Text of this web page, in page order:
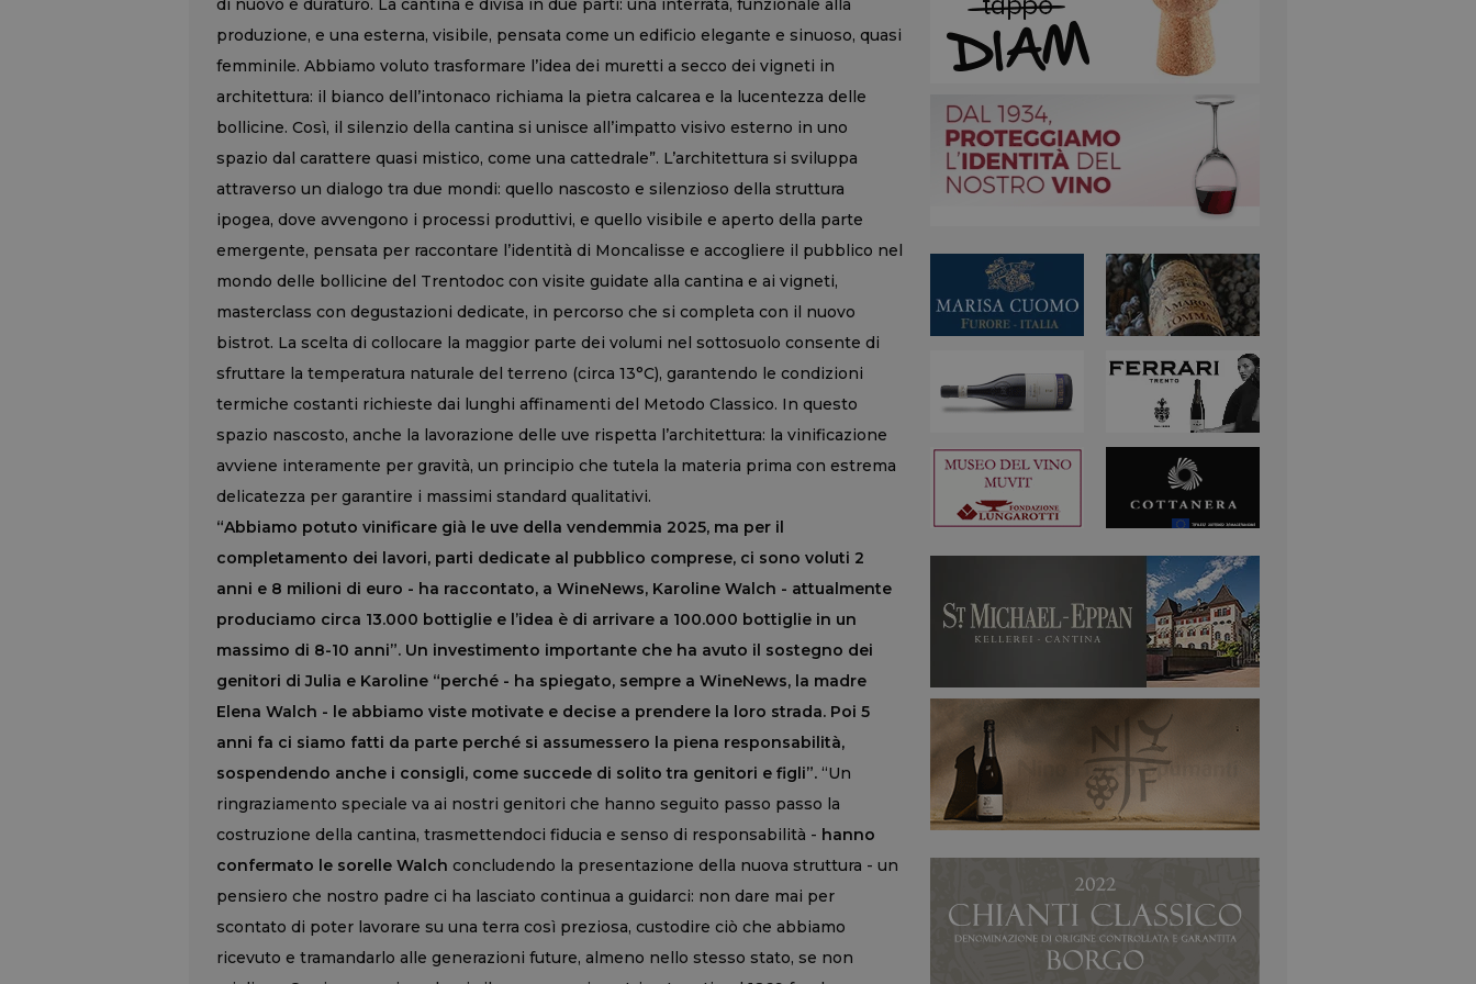
di nuovo e duraturo. La cantina è divisa in due parti: una interrata, funzionale alla
produzione, e una esterna, visibile, pensata come un edificio elegante e sinuoso, quasi
femminile. Abbiamo voluto trasformare l’idea dei muretti a secco dei vigneti in
architettura: il bianco dell’intonaco richiama la pietra calcarea e la lucentezza delle
bollicine. Così, il silenzio della cantina si unisce all’impatto visivo esterno in uno
spazio dal carattere quasi mistico, come una cattedrale”. L’architettura si sviluppa
attraverso un dialogo tra due mondi: quello nascosto e silenzioso della struttura
ipogea, dove avvengono i processi produttivi, e quello visibile e aperto della parte
emergente, pensata per raccontare l’identità di Moncalisse e accogliere il pubblico nel
mondo delle bollicine del Trentodoc con visite guidate alla cantina e ai vigneti,
masterclass con degustazioni dedicate, in percorso che si completa con il nuovo
bistrot. La scelta di collocare la maggior parte dei volumi nel sottosuolo consente di
sfruttare la temperatura naturale del terreno (circa 13°C), garantendo le condizioni
termiche costanti richieste dai lunghi affinamenti del Metodo Classico. In questo
spazio nascosto, anche la lavorazione delle uve rispetta l’architettura: la vinificazione
avviene interamente per gravità, un principio che tutela la materia prima con estrema
delicatezza per garantire i massimi standard qualitativi.
“Abbiamo potuto vinificare già le uve della vendemmia 2025, ma per il
completamento dei lavori, parti dedicate al pubblico comprese, ci sono voluti 2
anni e 8 milioni di euro - ha raccontato, a WineNews, Karoline Walch - attualmente
produciamo circa 13.000 bottiglie e l’idea è di arrivare a 100.000 bottiglie in un
massimo di 8-10 anni”. Un investimento importante che ha avuto il sostegno dei
genitori di Julia e Karoline “perché - ha spiegato, sempre a WineNews, la madre
Elena Walch - le abbiamo viste motivate e decise a prendere la loro strada. Poi 5
anni fa ci siamo fatti da parte perché si assumessero la piena responsabilità,
sospendendo anche i consigli, come succede di solito tra genitori e figli”. “Un
ringraziamento speciale va ai nostri genitori che hanno seguito passo passo la
costruzione della cantina, trasmettendoci fiducia e senso di responsabilità - hanno
confermato le sorelle Walch concludendo la presentazione della nuova struttura - un
pensiero che nostro padre ci ha lasciato continua a guidarci: non dare mai per
scontato di poter lavorare su una terra così preziosa, custodire ciò che abbiamo
ricevuto e tramandarlo alle generazioni future, almeno nello stesso stato, se non